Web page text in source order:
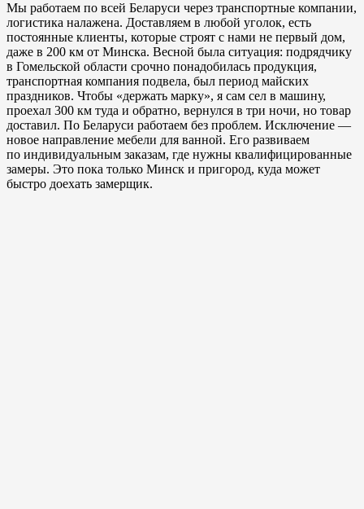
Мы работаем по всей Беларуси через транспортные компании,
логистика налажена. Доставляем в любой уголок, есть
постоянные клиенты, которые строят с нами не первый дом,
даже в 200 км от Минска. Весной была ситуация: подрядчику
в Гомельской области срочно понадобилась продукция,
транспортная компания подвела, был период майских
праздников. Чтобы «держать марку», я сам сел в машину,
проехал 300 км туда и обратно, вернулся в три ночи, но товар
доставил. По Беларуси работаем без проблем. Исключение —
новое направление мебели для ванной. Его развиваем
по индивидуальным заказам, где нужны квалифицированные
замеры. Это пока только Минск и пригород, куда может
быстро доехать замерщик.